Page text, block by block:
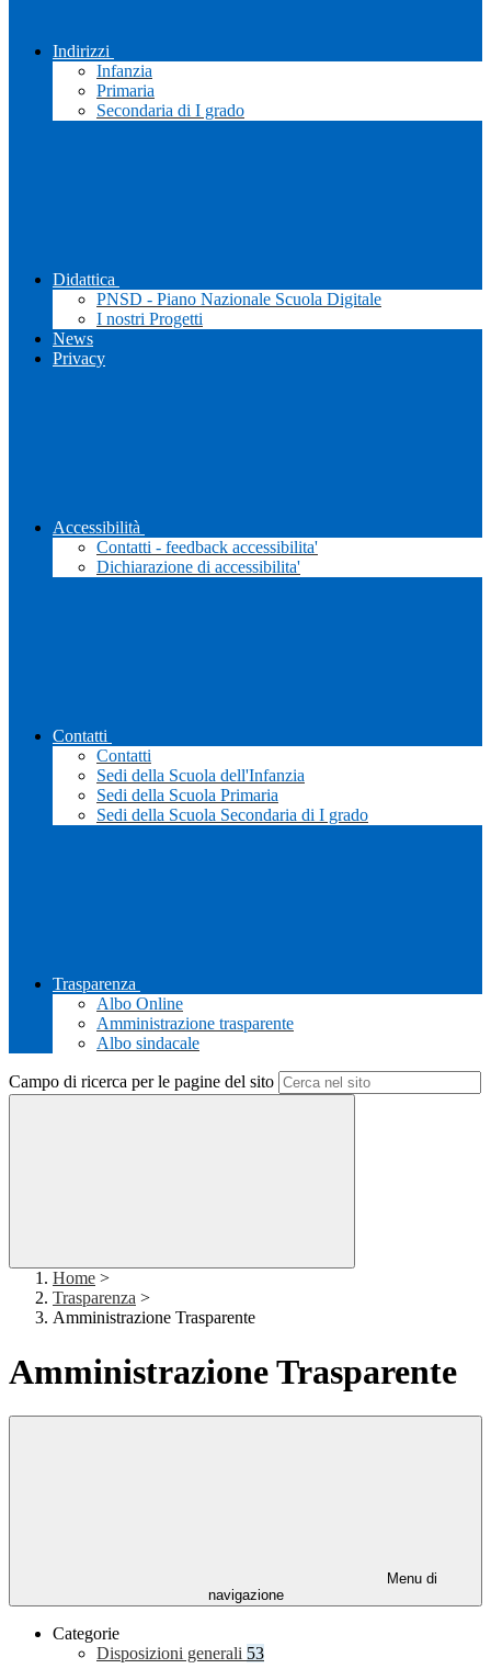
Indirizzi
Infanzia
Primaria
Secondaria di I grado
Didattica
PNSD - Piano Nazionale Scuola Digitale
I nostri Progetti
News
Privacy
Accessibilità
Contatti - feedback accessibilita'
Dichiarazione di accessibilita'
Contatti
Contatti
Sedi della Scuola dell'Infanzia
Sedi della Scuola Primaria
Sedi della Scuola Secondaria di I grado
Trasparenza
Albo Online
Amministrazione trasparente
Albo sindacale
Campo di ricerca per le pagine del sito
Home >
Trasparenza >
Amministrazione Trasparente
Amministrazione Trasparente
Menu di
navigazione
Categorie
Disposizioni generali 53